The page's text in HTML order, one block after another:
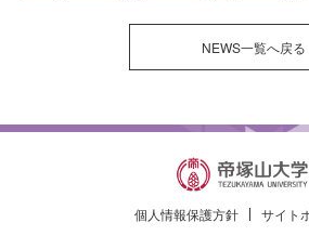
NEWS一覧へ戻る
個人情報保護方針 サイト